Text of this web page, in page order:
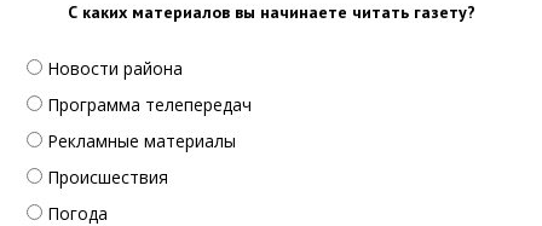
С каких материалов вы начинаете читать газету?
Новости района
Программа телепередач
Рекламные материалы
Происшествия
Погода